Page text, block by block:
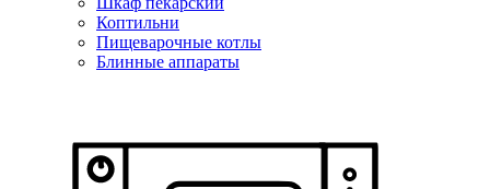
Коптильни
Пищеварочные котлы
Блинные аппараты